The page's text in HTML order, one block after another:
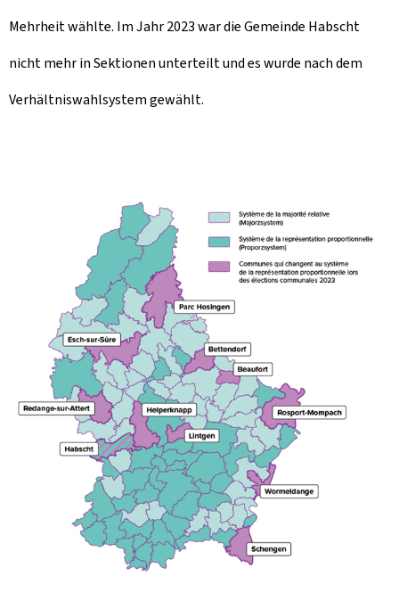
Mehrheit wählte. Im Jahr 2023 war die Gemeinde Habscht
nicht mehr in Sektionen unterteilt und es wurde nach dem
Verhältniswahlsystem gewählt.